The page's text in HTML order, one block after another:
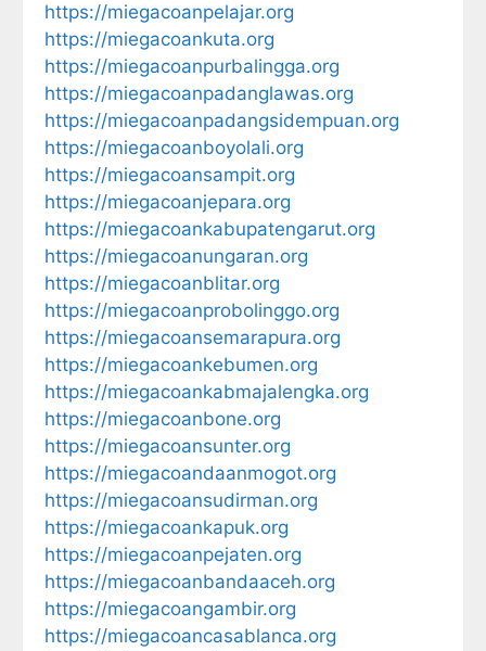
https://miegacoanpelajar.org
https://miegacoankuta.org
https://miegacoanpurbalingga.org
https://miegacoanpadanglawas.org
https://miegacoanpadangsidempuan.org
https://miegacoanboyolali.org
https://miegacoansampit.org
https://miegacoanjepara.org
https://miegacoankabupatengarut.org
https://miegacoanungaran.org
https://miegacoanblitar.org
https://miegacoanprobolinggo.org
https://miegacoansemarapura.org
https://miegacoankebumen.org
https://miegacoankabmajalengka.org
https://miegacoanbone.org
https://miegacoansunter.org
https://miegacoandaanmogot.org
https://miegacoansudirman.org
https://miegacoankapuk.org
https://miegacoanpejaten.org
https://miegacoanbandaaceh.org
https://miegacoangambir.org
https://miegacoancasablanca.org